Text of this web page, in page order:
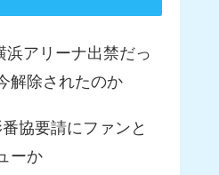
浜アリーナ出禁だっ
解除されたのか
協要請にファンと
ーか